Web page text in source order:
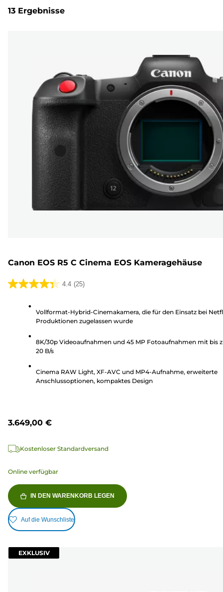
13 Ergebnisse
Canon EOS R5 C Cinema EOS Kameragehäuse
4.4 (25)
4.4
Sternen.
Bewertungen
Vollformat-Hybrid-Cinemakamera, die für den Einsatz bei
Produktionen zugelassen wurde
8K/30p Videoaufnahmen und 45 MP Fotoaufnahmen mit bis
20 B/s
Cinema RAW Light, XF-AVC und MP4-Aufnahme, erweiterte
Anschlussoptionen, kompaktes Design
3.649,00 €
Kostenloser Standardversand
Online verfügbar
IN DEN WARENKORB LEGEN
Auf die Wunschliste
EXKLUSIV